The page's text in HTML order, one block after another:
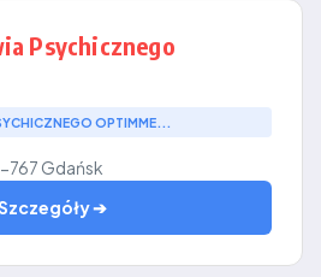
Psychicznego
OPTIMME...
767 Gdańsk
➔